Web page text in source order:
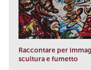
Raccontare per
scultura e fumetto